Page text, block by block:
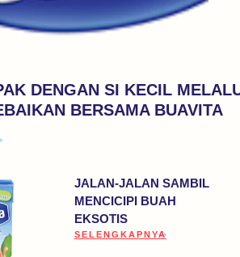
DENGAN SI KECIL
BERSAMA BUAVITA
MAKIN KOMPAK DENGAN SI
JALAN-JALAN SAMBIL
MENCICIPI BUAH
EKSOTIS
DISCOVER MORE ABOUT
SELENGKAPNYA